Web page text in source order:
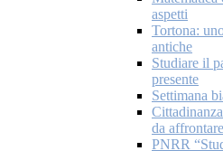
aspetti
Tortona:
antiche
Studiare il
presente
Settimana
da affrontare
PNRR